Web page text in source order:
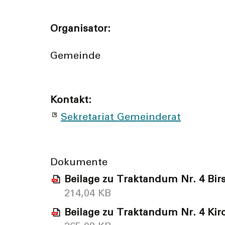
Organisator:
Gemeinde
Kontakt:
Sekretariat Gemeinderat
Dokumente
Beilage zu Traktandum Nr. 4
214,04 KB
Beilage zu Traktandum Nr. 4